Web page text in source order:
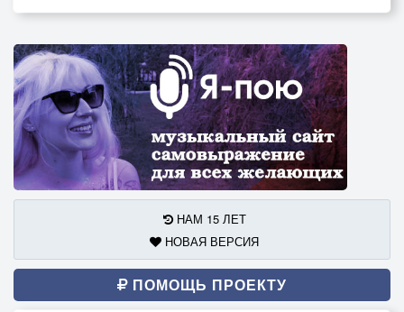
НАМ 15 ЛЕТ
НОВАЯ ВЕРСИЯ
ПОМОЩЬ ПРОЕКТУ